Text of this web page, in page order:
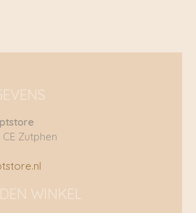
Zutphen
WINKEL